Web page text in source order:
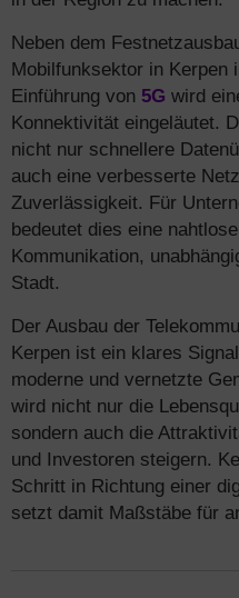
Neben dem
Mobilfunksektor in Kerpen
Einführung von 5G wird
Konnektivität eingeläutet.
nicht nur schnellere
auch eine verbesserte
Zuverlässigkeit. Für
bedeutet dies eine
Kommunikation,
Stadt.
Der Ausbau der
Kerpen ist ein klares
moderne und vernetzte
wird nicht nur die
sondern auch die
und Investoren steigern.
Schritt in Richtung einer
setzt damit Maßstäbe für